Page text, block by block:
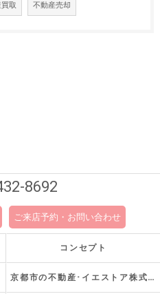
取 不動産売却
8692
ご来店予約・お問い合わせ
コンセプト
京都市の不動産･イエストア株式会社の評判